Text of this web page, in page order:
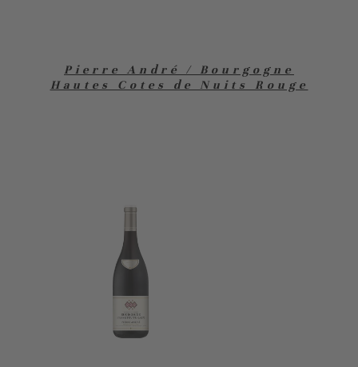
Pierre André / Bourgogne
Hautes Cotes de Nuits Rouge